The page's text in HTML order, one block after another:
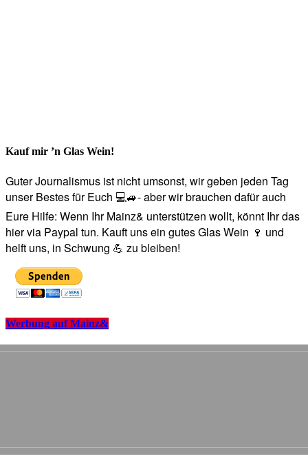
Kauf mir ’n Glas Wein!
Guter Journalismus ist nicht umsonst, wir geben jeden Tag
unser Bestes für Euch 💻🚙- aber wir brauchen dafür auch
Eure Hilfe: Wenn Ihr Mainz& unterstützen wollt, könnt Ihr das
hier via Paypal tun. Kauft uns ein gutes Glas Wein 🍷 und
helft uns, in Schwung 💪 zu bleiben!
Werbung auf Mainz&